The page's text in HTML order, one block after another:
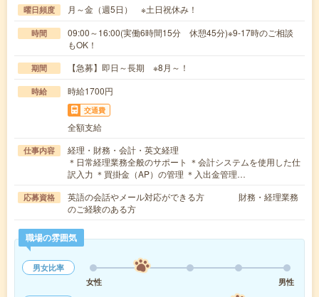
曜日頻度 月～金（週5日） ※土日祝休み！
時間
09:00～16:00(実働6時間15分 休憩45分)※9-17時のご相談
もOK！
期間 【急募】即日～長期 ※8月～！
時給 時給1700円
交通費
全額支給
仕事内容
経理・財務・会計・英文経理
＊日常経理業務全般のサポート ＊会計システムを使用した仕
訳入力 ＊買掛金（AP）の管理 ＊入出金管理…
応募資格
英語の会話やメール対応ができる方 財務・経理業務
のご経験のある方
職場の雰囲気
男女比率
女性
男性